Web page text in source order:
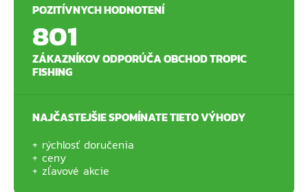
POZITÍVNYCH HODNOTENÍ
801
ZÁKAZNÍKOV ODPORÚČA OBCHOD TROPIC
FISHING
NAJČASTEJŠIE SPOMÍNATE TIETO VÝHODY
rýchlosť doručenia
ceny
zľavové akcie